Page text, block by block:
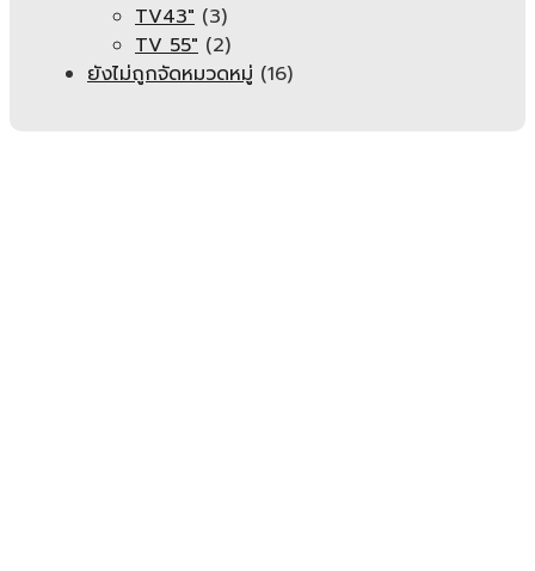
TV43" (3)
TV 55" (2)
ยังไม่ถูกจัดหมวดหมู่ (16)